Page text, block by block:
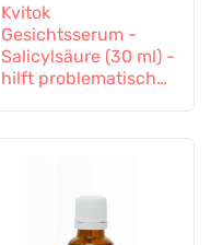
Kvitok
Gesichtsserum -
Salicylsäure (30 ml) -
hilft problematischer